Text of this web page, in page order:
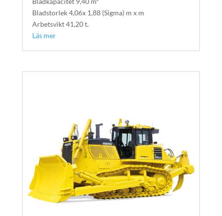
Bladstorlek 4,06x 1,88 (Sigma) m x m
Arbetsvikt 41,20 t.
Läs mer